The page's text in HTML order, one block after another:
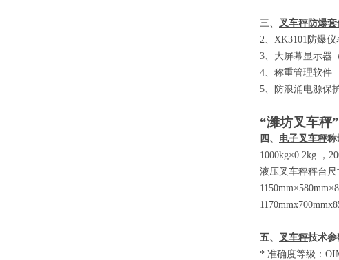
三、 叉车秤防爆套
2、 XK3101 防爆
3、大屏幕显示器
4、称重管理软件
5、防浪涌电源保
“潍坊叉车秤”
四、 电子叉车秤称
1000kg×0.2kg
，
液压叉车秤秤台尺
五、 叉车秤技术参
* 准确度等级：